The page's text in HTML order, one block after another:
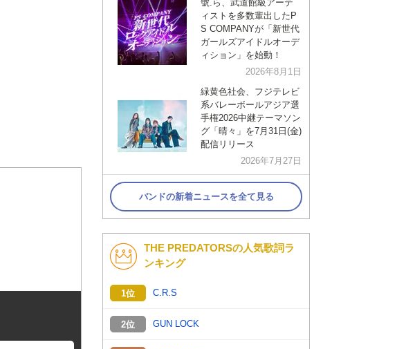
號.ら、武道館級アーテ
ィストを多数輩出したP
S COMPANYが「新世代
ガールズアイドルオーデ
ィション」を始動！
2026年8月1日
緑黄色社会、フジテレビ
系バレーボールアジア選
手権2026中継テーマソン
グ「晴々」を7月31日(金)
配信リリース
2026年7月27日
バンドの新着ニュースを全て見る
THE PREDATORSの人気歌詞ラ
ンキング
1位 C.R.S
2位 GUN LOCK